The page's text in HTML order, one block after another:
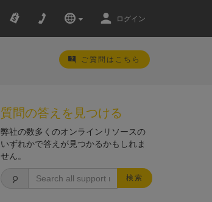
ログイン
ご質問はこちら
質問の答えを見つける
弊社の数多くのオンラインリソースの
いずれかで答えが見つかるかもしれま
せん。
検索